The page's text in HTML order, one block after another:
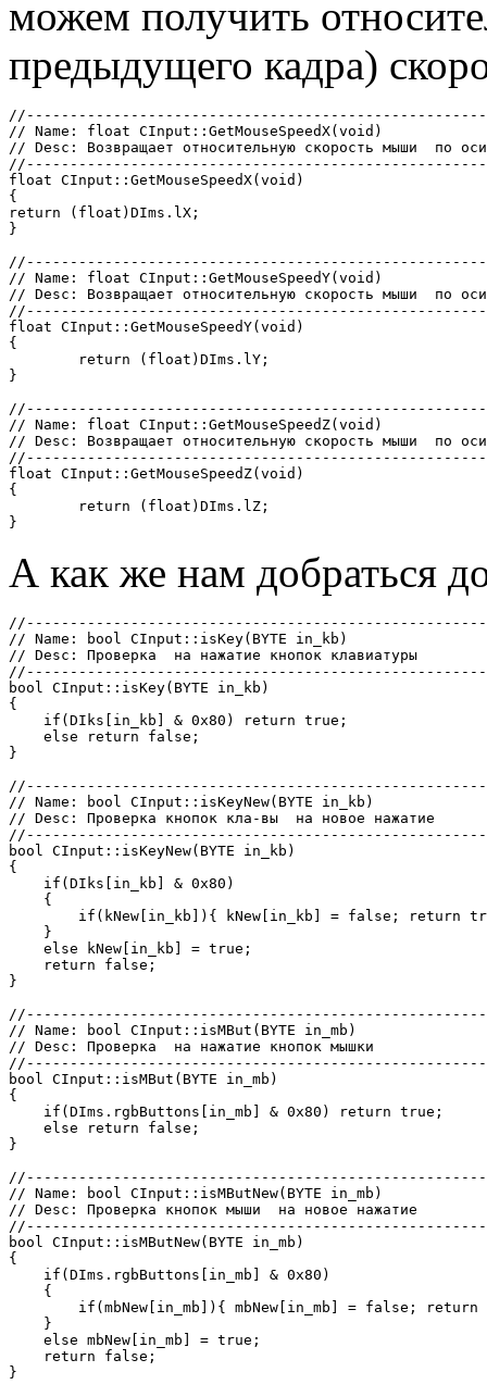
можем получить
предыдущего кадра)
// Name: float CInput::GetMouseSpeedX(void)
// Desc: Возвращает относительную скорость мыши  по
float CInput::GetMouseSpeedX(void)
{
return (float)DIms.lX;
}
// Name: float CInput::GetMouseSpeedY(void)
// Desc: Возвращает относительную скорость мыши  по
float CInput::GetMouseSpeedY(void)
{
}
// Name: float CInput::GetMouseSpeedZ(void)
// Desc: Возвращает относительную скорость мыши  по
float CInput::GetMouseSpeedZ(void)
{
А как же нам добраться
// Name: bool CInput::isKey(BYTE in_kb)
// Desc: Проверка  на нажатие кнопок клавиатуры
bool CInput::isKey(BYTE in_kb)
{
    if(DIks[in_kb] & 0x80) return true;
    else return false;
}
// Name: bool CInput::isKeyNew(BYTE in_kb)
// Desc: Проверка кнопок кла-вы  на новое нажатие
bool CInput::isKeyNew(BYTE in_kb)
{
    if(DIks[in_kb] & 0x80)
    {
if(kNew[in_kb]){ kNew[in_kb] = false; return
    }
    else kNew[in_kb] = true;
    return false;
}
// Name: bool CInput::isMBut(BYTE in_mb)
// Desc: Проверка  на нажатие кнопок мышки
bool CInput::isMBut(BYTE in_mb)
{
    if(DIms.rgbButtons[in_mb] & 0x80) return true;
    else return false;
}
// Name: bool CInput::isMButNew(BYTE in_mb)
// Desc: Проверка кнопок мыши  на новое нажатие
bool CInput::isMButNew(BYTE in_mb)
{
    if(DIms.rgbButtons[in_mb] & 0x80)
    {
if(mbNew[in_mb]){ mbNew[in_mb] = false; return
    }
    else mbNew[in_mb] = true;
    return false;